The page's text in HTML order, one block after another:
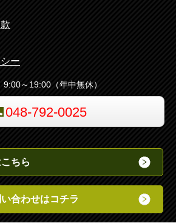
ー
9:00～19:00（年中無休）
048-792-0025
ちら
合わせはコチラ